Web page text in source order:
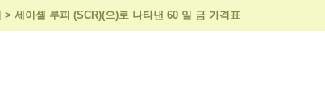
> 세이셸 루피 (SCR)(으)로 나타낸 60 일 금 가격표